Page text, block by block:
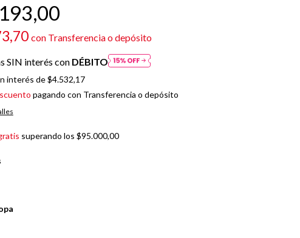
con Transferencia o depósito
SIN interés con DÉBITO
interés de$4.532,17
pagando con Transferencia o depósito
superando los$95.000,00